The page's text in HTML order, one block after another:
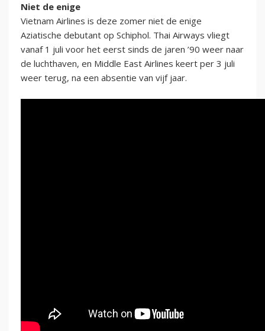
Niet de enige
Vietnam Airlines is deze zomer niet de enige
Aziatische debutant op Schiphol. Thai Airways vliegt
vanaf 1 juli voor het eerst sinds de jaren ’90 weer naar
de luchthaven, en Middle East Airlines keert per 3 juli
weer terug, na een absentie van vijf jaar.